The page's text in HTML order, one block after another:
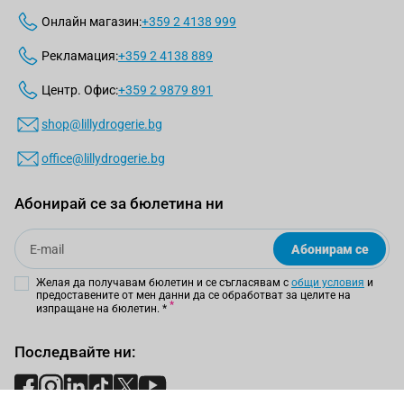
Онлайн магазин:+359 2 4138 999
Рекламация:+359 2 4138 889
Центр. Офис:+359 2 9879 891
shop@lillydrogerie.bg
office@lillydrogerie.bg
Абонирай се за бюлетина ни
Email
Абонирам се
Желая да получавам бюлетин и се съгласявам с общи условия и
предоставените от мен данни да се обработват за целите на
изпращане на бюлетин. *
Последвайте ни: